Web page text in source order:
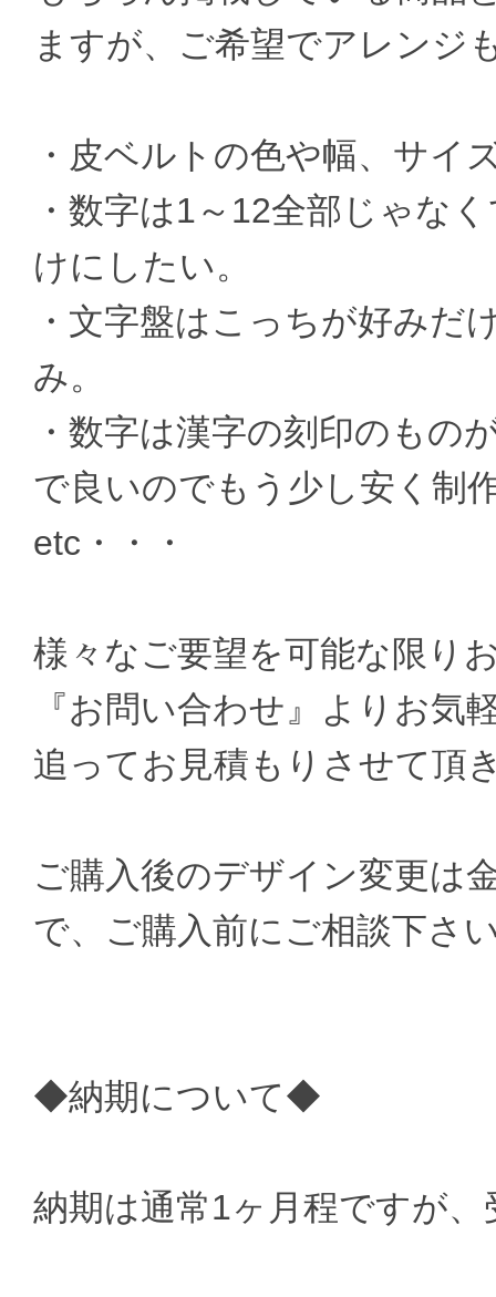
ますが、ご希望でアレンジ
・皮ベルトの色や幅、サイ
・数字は1～12全部じゃな
けにしたい。
・文字盤はこっちが好みだ
み。
・数字は漢字の刻印のもの
で良いのでもう少し安く制
etc・・・
様々なご要望を可能な限り
『お問い合わせ』よりお気
追ってお見積もりさせて頂
ご購入後のデザイン変更は
で、ご購入前にご相談下さ
◆納期について◆
納期は通常1ヶ月程ですが